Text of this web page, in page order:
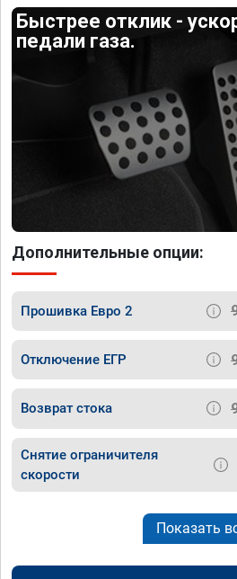
Быстрее отклик -
педали газа.
Дополнительные опции:
Прошивка Евро 2
Отключение ЕГР
Возврат стока
Снятие ограничителя
скорости
Показать